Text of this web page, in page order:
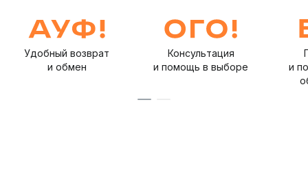
Удобный возврат
и обмен
Консультация
и помощь в выборе
и